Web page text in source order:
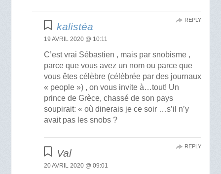
kalistéa
19 AVRIL 2020 @ 10:11
C’est vrai Sébastien , mais par snobisme ,
parce que vous avez un nom ou parce que
vous êtes célèbre (célèbrée par des journaux
« people ») , on vous invite à…tout! Un
prince de Grèce, chassé de son pays
soupirait: « où dinerais je ce soir …s’il n’y
avait pas les snobs ?
REPLY
Val
20 AVRIL 2020 @ 09:01
REPLY